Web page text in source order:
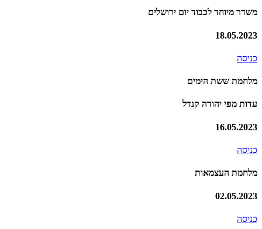
משדר מיוחד לכבוד יום ירושלים
18.05.2023
כניסה
מלחמת ששת הימים
עדות מפי יהודה קנדל
16.05.2023
כניסה
מלחמת העצמאות
02.05.2023
כניסה